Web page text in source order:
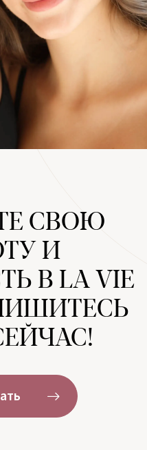
СВОЮ
И
В LA VIE